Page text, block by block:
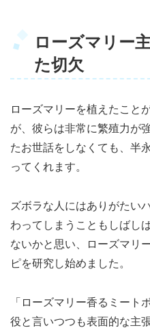
ローズマリー
た切欠
ローズマリーを植えたこと
が、彼らは非常に繁殖力が
たお世話をしなくても、半
ってくれます。
ズボラな人にはありがたい
わってしまうこともしばし
ないかと思い、ローズマリ
ピを研究し始めました。
「ローズマリー香るミート
役と言いつつも表面的な主